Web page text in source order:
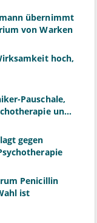
übernimmt
von Warken
hoch,
Pauschale,
und
gegen
Penicillin
ist